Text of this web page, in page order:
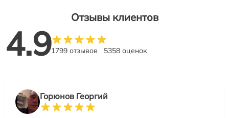
Отзывы клиентов
4.91799 отзывов 5358 оценок
Горюнов Георгий